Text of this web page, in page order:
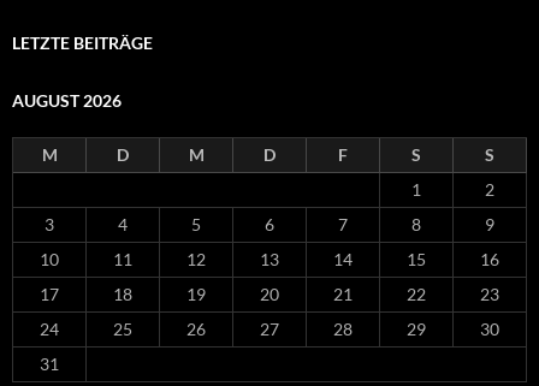
LETZTE BEITRÄGE
AUGUST 2026
M D M D F S
S
1
2
3
4 5 6 7 8
9
10
11 12 13 14 15
16
17
18 19 20 21 22
23
24
25 26 27 28 29
30
31